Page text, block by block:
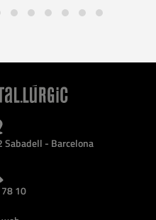
- Barcelona
10